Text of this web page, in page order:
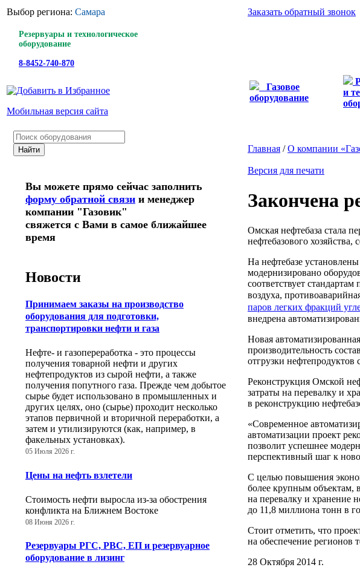
Выбор региона: Самара
Резервуары и технологическое
оборудование
8-8452-740-870
Мобильная версия сайта
Заказать обратный звонок
Газовое
оборудование
и
Вы можете прямо сейчас заполнить
форму обратной связи и менеджер
компании "Газовик"
свяжется с Вами в самое ближайшее
время
Новости
Принимаем заказы на производство
оборудования для подготовки,
транспортировки нефти и газа
Нефте- и газопереработка - это процессы
получения товарной нефти и других
нефтепродуктов из сырой нефти, а также
получения попутного газа. Прежде чем добытое
сырье будет использовано в промышленных и
других целях, оно (сырье) проходит несколько
этапов первичной и вторичной переработки, а
затем и утилизируются (как, например, в
факельных установках).
05 Июля 2026 г.
Цены на нефть взлетели
Стоимость нефти выросла из-за обострения
конфликта на Ближнем Востоке
08 Июня 2026 г.
Резервуары РГС, РВС, ЕП и резервуарное
оборудование в лизинг
Главная /О компании
Версия для печати
Закончена
Омская нефтебаза стала
нефтебазового
На нефтебазе
модернизировано
соответствует
воздуха,
паров легких фракций
внедрена
Новая
производительность
отгрузки нефтепродуктов
Реконструкция Омской
затраты на перевалкy и
в реконструкцию
«Современное
автоматизации проект
позволит успешнее
перспективный шаг к
С целью повышения
более крупным объектам,
на перевалку и хранение
до 11,8 миллиона тонн в
Стоит отметить, что
на обеспечение регионов
28 Октября 2014 г.